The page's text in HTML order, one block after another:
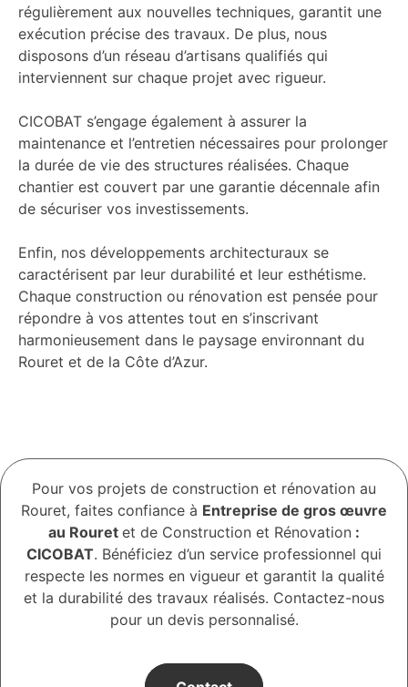
régulièrement aux nouvelles techniques, garantit une
exécution précise des travaux. De plus, nous
disposons d’un réseau d’artisans qualifiés qui
interviennent sur chaque projet avec rigueur.
CICOBAT s’engage également à assurer la
maintenance et l’entretien nécessaires pour prolonger
la durée de vie des structures réalisées. Chaque
chantier est couvert par une garantie décennale afin
de sécuriser vos investissements.
Enfin, nos développements architecturaux se
caractérisent par leur durabilité et leur esthétisme.
Chaque construction ou rénovation est pensée pour
répondre à vos attentes tout en s’inscrivant
harmonieusement dans le paysage environnant du
Rouret et de la Côte d’Azur.
Pour vos projets de construction et rénovation au
Rouret, faites confiance à Entreprise de gros œuvre
au Rouret et de Construction et Rénovation :
CICOBAT. Bénéficiez d’un service professionnel qui
respecte les normes en vigueur et garantit la qualité
et la durabilité des travaux réalisés. Contactez-nous
pour un devis personnalisé.